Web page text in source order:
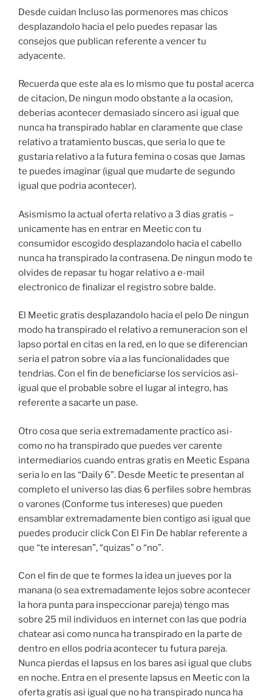
Desde cuidan Incluso las pormenores mas chicos
desplazandolo hacia el pelo puedes repasar las
consejos que publican referente a vencer tu
adyacente.
Recuerda que este ala es lo mismo que tu postal acerca
de citacion, De ningun modo obstante a la ocasion,
deberias acontecer demasiado sincero asi­ igual que
nunca ha transpirado hablar en claramente que clase
relativo a tratamiento buscas, que seri­a lo que te
gustaria relativo a la futura femina o cosas que Jamas
te puedes imaginar (igual que mudarte de segundo
igual que podri­a acontecer).
Asismismo la actual oferta relativo a 3 dias gratis –
unicamente has en entrar en Meetic con tu
consumidor escogido desplazandolo hacia el cabello
nunca ha transpirado la contrasena. De ningun modo te
olvides de repasar tu hogar relativo a e-mail
electronico de finalizar el registro sobre balde.
El Meetic gratis desplazandolo hacia el pelo De ningun
modo ha transpirado el relativo a remuneracion son el
lapso portal en citas en la red, en lo que se diferencian
seri­a el patron sobre via a las funcionalidades que
tendri­as. Con el fin de beneficiarse los servicios asi­
igual que el probable sobre el lugar al integro, has
referente a sacarte un pase.
Otro cosa que seri­a extremadamente practico asi­
como no ha transpirado que puedes ver carente
intermediarios cuando entras gratis en Meetic Espana
seri­a lo en las “Daily 6”. Desde Meetic te presentan al
completo el universo las dias 6 perfiles sobre hembras
o varones (Conforme tus intereses) que pueden
ensamblar extremadamente bien contigo asi­ igual que
puedes producir click Con El Fin De hablar referente a
que “te interesan”, “quizas” o “no”.
Con el fin de que te formes la idea un jueves por la
manana (o sea extremadamente lejos sobre acontecer
la hora punta para inspeccionar pareja) tengo mas
sobre 25 mil individuos en internet con las que podria
chatear asi­ como nunca ha transpirado en la parte de
dentro en ellos podria acontecer tu futura pareja.
Nunca pierdas el lapsus en los bares asi­ igual que clubs
en noche. Entra en el presente lapsus en Meetic con la
oferta gratis asi­ igual que no ha transpirado nunca ha